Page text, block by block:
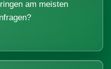
am meisten